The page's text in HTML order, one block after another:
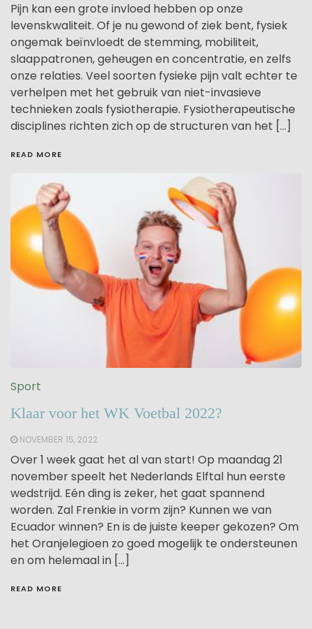
Pijn kan een grote invloed hebben op onze
levenskwaliteit. Of je nu gewond of ziek bent, fysiek
ongemak beïnvloedt de stemming, mobiliteit,
slaappatronen, geheugen en concentratie, en zelfs
onze relaties. Veel soorten fysieke pijn valt echter te
verhelpen met het gebruik van niet-invasieve
technieken zoals fysiotherapie. Fysiotherapeutische
disciplines richten zich op de structuren van het […]
READ MORE
Sport
Klaar voor het WK Voetbal 2022?
NOVEMBER 15, 2022
Over 1 week gaat het al van start! Op maandag 21
november speelt het Nederlands Elftal hun eerste
wedstrijd. Eén ding is zeker, het gaat spannend
worden. Zal Frenkie in vorm zijn? Kunnen we van
Ecuador winnen? En is de juiste keeper gekozen? Om
het Oranjelegioen zo goed mogelijk te ondersteunen
en om helemaal in […]
READ MORE